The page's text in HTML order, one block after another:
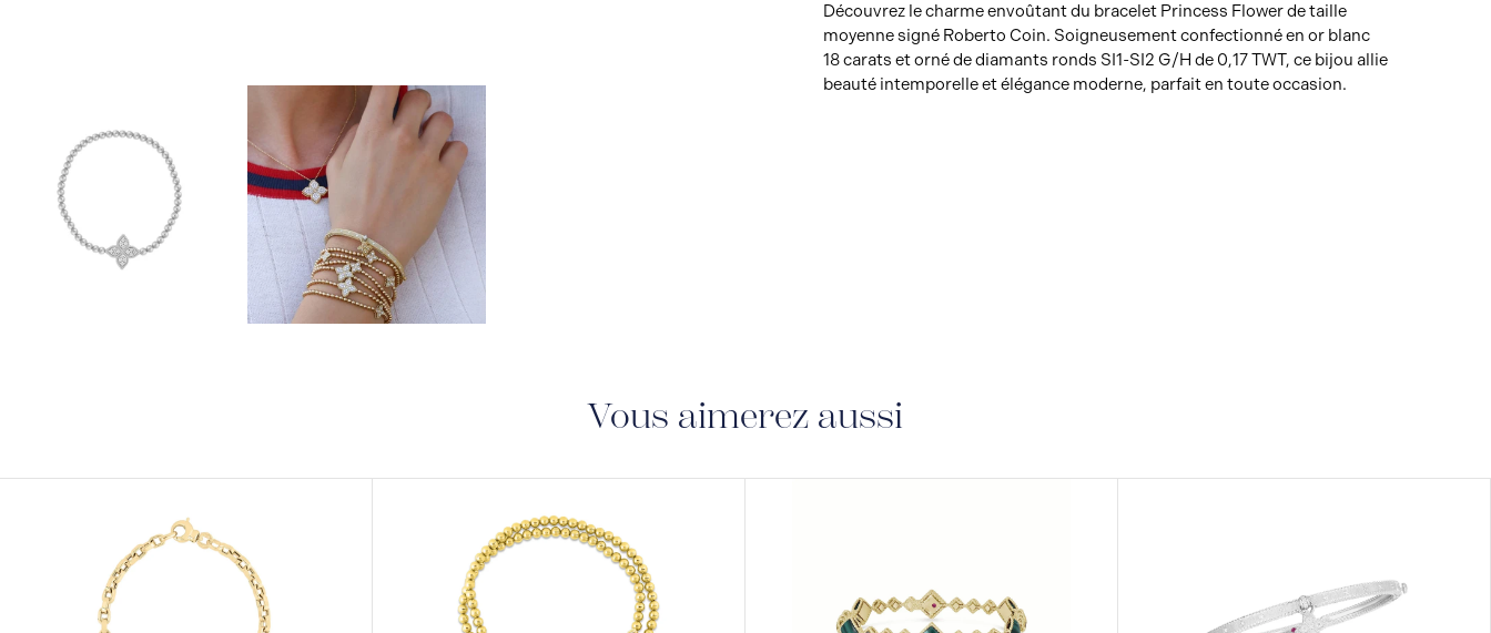
Découvrez le charme envoûtant du bracelet Princess Flower de taille
moyenne signé Roberto Coin. Soigneusement confectionné en or blanc
18 carats et orné de diamants ronds SI1-SI2 G/H de 0,17 TWT, ce bijou allie
beauté intemporelle et élégance moderne, parfait en toute occasion.
Vous aimerez aussi